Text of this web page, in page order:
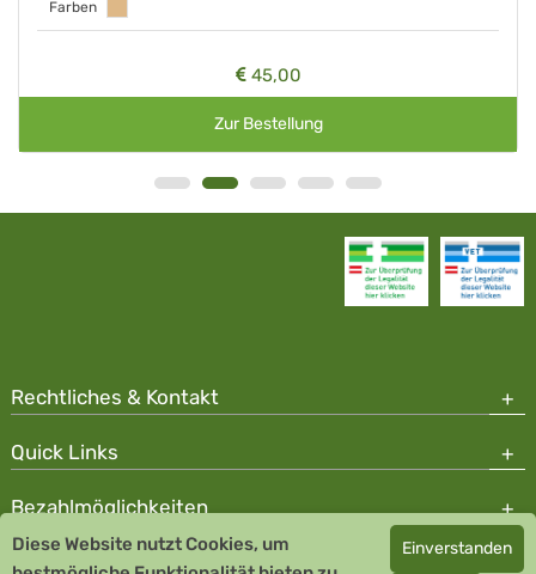
Farben
45,00
Zur Bestellung
Rechtliches & Kontakt
Quick Links
Bezahlmöglichkeiten
Copyright © 2026 Team Santé Salvator Apotheke - GDP zertifiziert
Diese Website nutzt Cookies, um
Einverstanden